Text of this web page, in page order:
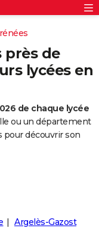
près de
lycées en
de chaque lycée
ou un département
pour découvrir son
Argelès-Gazost